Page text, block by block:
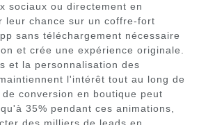
sociaux ou directement en
leur chance sur un coffre-fort
sans téléchargement nécessaire
et crée une expérience originale.
et la personnalisation des
l'intérêt tout au long de
conversion en boutique peut
35% pendant ces animations,